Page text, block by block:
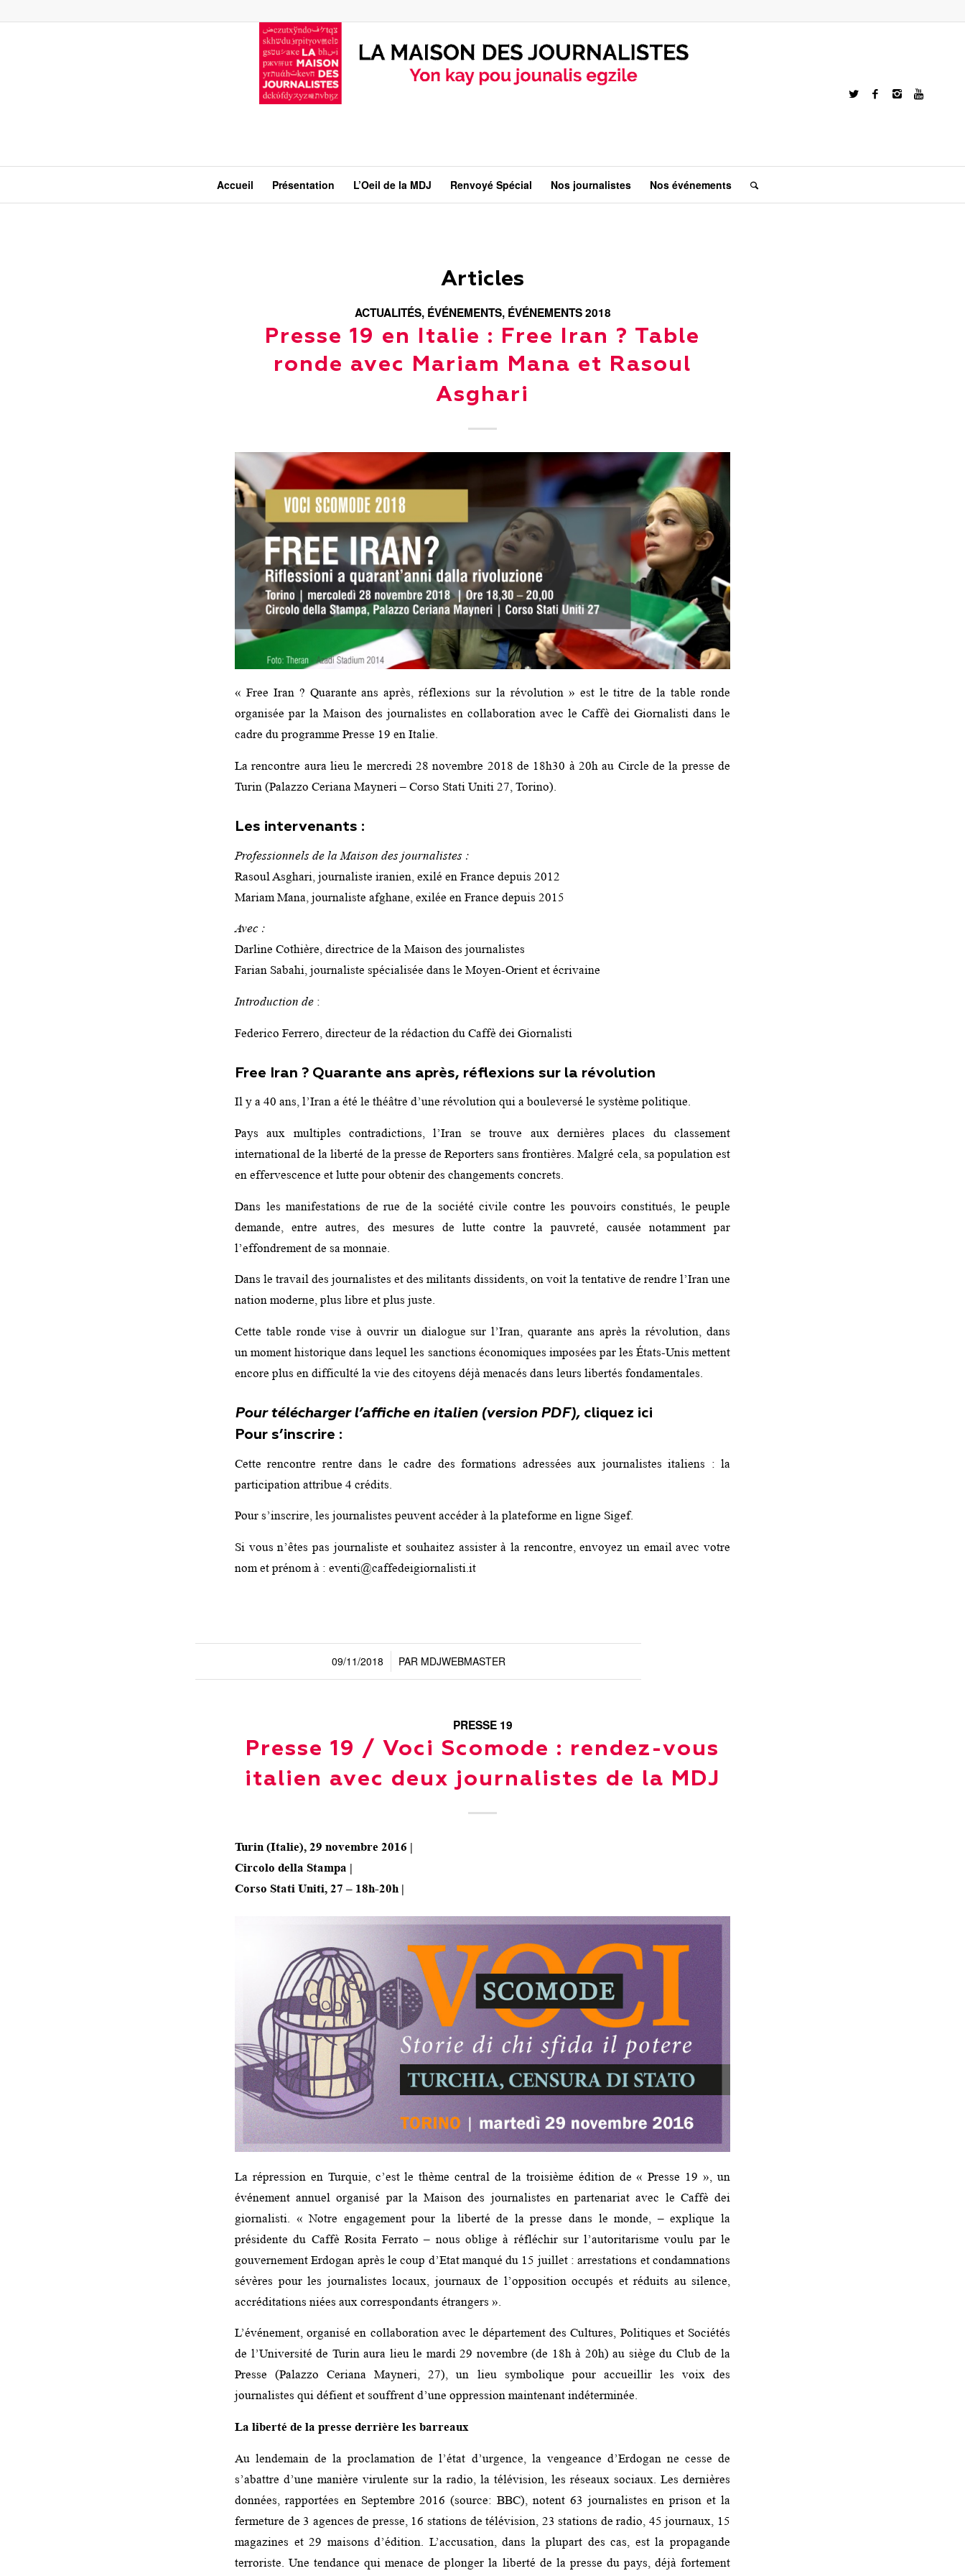
Accueil Présentation L’Oeil de la MDJ Renvoyé Spécial Nos journalistes Nos événements
Articles
ACTUALITÉS, ÉVÉNEMENTS, ÉVÉNEMENTS 2018
Presse 19 en Italie : Free Iran ? Table
ronde avec Mariam Mana et Rasoul
Asghari
« Free Iran ? Quarante ans après, réflexions sur la révolution » est le titre de la table ronde
organisée par la Maison des journalistes en collaboration avec le Caffè dei Giornalisti dans le
cadre du programme Presse 19 en Italie.
La rencontre aura lieu le mercredi 28 novembre 2018 de 18h30 à 20h au Circle de la presse de
Turin (Palazzo Ceriana Mayneri – Corso Stati Uniti 27, Torino).
Les intervenants :
Professionnels de la Maison des journalistes :
Rasoul Asghari, journaliste iranien, exilé en France depuis 2012
Mariam Mana, journaliste afghane, exilée en France depuis 2015
Avec :
Darline Cothière, directrice de la Maison des journalistes
Farian Sabahi, journaliste spécialisée dans le Moyen-Orient et écrivaine
Introduction de :
Federico Ferrero, directeur de la rédaction du Caffè dei Giornalisti
Free Iran ? Quarante ans après, réflexions sur la révolution
Il y a 40 ans, l’Iran a été le théâtre d’une révolution qui a bouleversé le système politique.
Pays aux multiples contradictions, l’Iran se trouve aux dernières places du classement
international de la liberté de la presse de Reporters sans frontières. Malgré cela, sa population est
en effervescence et lutte pour obtenir des changements concrets.
Dans les manifestations de rue de la société civile contre les pouvoirs constitués, le peuple
demande, entre autres, des mesures de lutte contre la pauvreté, causée notamment par
l’effondrement de sa monnaie.
Dans le travail des journalistes et des militants dissidents, on voit la tentative de rendre l’Iran une
nation moderne, plus libre et plus juste.
Cette table ronde vise à ouvrir un dialogue sur l’Iran, quarante ans après la révolution, dans
un moment historique dans lequel les sanctions économiques imposées par les États-Unis mettent
encore plus en difficulté la vie des citoyens déjà menacés dans leurs libertés fondamentales.
Pour télécharger l’affiche en italien (version PDF), cliquez ici
Pour s’inscrire :
Cette rencontre rentre dans le cadre des formations adressées aux journalistes italiens : la
participation attribue 4 crédits.
Pour s’inscrire, les journalistes peuvent accéder à la plateforme en ligne Sigef.
Si vous n’êtes pas journaliste et souhaitez assister à la rencontre, envoyez un email avec votre
nom et prénom à : eventi@caffedeigiornalisti.it
09/11/2018
/ PAR MDJWEBMASTER
PRESSE 19
Presse 19 / Voci Scomode : rendez-vous
italien avec deux journalistes de la MDJ
Turin (Italie), 29 novembre 2016 |
Circolo della Stampa |
Corso Stati Uniti, 27 – 18h-20h |
La répression en Turquie, c’est le thème central de la troisième édition de « Presse 19 », un
événement annuel organisé par la Maison des journalistes en partenariat avec le Caffè dei
giornalisti. « Notre engagement pour la liberté de la presse dans le monde, – explique la
présidente du Caffè Rosita Ferrato – nous oblige à réfléchir sur l’autoritarisme voulu par le
gouvernement Erdogan après le coup d’Etat manqué du 15 juillet : arrestations et condamnations
sévères pour les journalistes locaux, journaux de l’opposition occupés et réduits au silence,
accréditations niées aux correspondants étrangers ».
L’événement, organisé en collaboration avec le département des Cultures, Politiques et Sociétés
de l’Université de Turin aura lieu le mardi 29 novembre (de 18h à 20h) au siège du Club de la
Presse (Palazzo Ceriana Mayneri, 27), un lieu symbolique pour accueillir les voix des
journalistes qui défient et souffrent d’une oppression maintenant indéterminée.
La liberté de la presse derrière les barreaux
Au lendemain de la proclamation de l’état d’urgence, la vengeance d’Erdogan ne cesse de
s’abattre d’une manière virulente sur la radio, la télévision, les réseaux sociaux. Les dernières
données, rapportées en Septembre 2016 (source: BBC), notent 63 journalistes en prison et la
fermeture de 3 agences de presse, 16 stations de télévision, 23 stations de radio, 45 journaux, 15
magazines et 29 maisons d’édition. L’accusation, dans la plupart des cas, est la propagande
terroriste. Une tendance qui menace de plonger la liberté de la presse du pays, déjà fortement